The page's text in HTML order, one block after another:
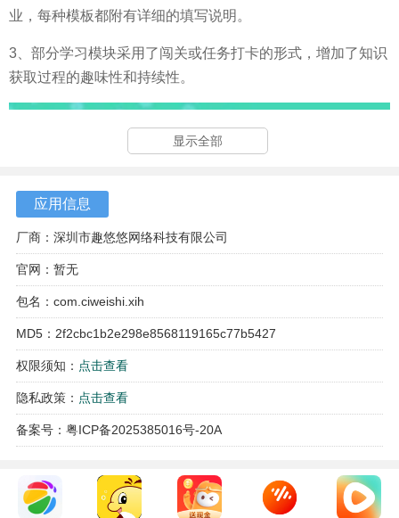
业，每种模板都附有详细的填写说明。
3、部分学习模块采用了闯关或任务打卡的形式，增加了知识
获取过程的趣味性和持续性。
显示全部
应用信息
厂商：深圳市趣悠悠网络科技有限公司
官网：暂无
包名：com.ciweishi.xih
MD5：2f2cbc1b2e298e8568119165c77b5427
权限须知： 点击查看
隐私政策： 点击查看
备案号：粤ICP备2025385016号-20A